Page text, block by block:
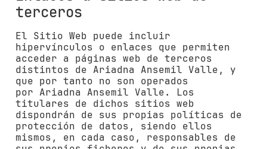
terceros
El Sitio Web puede incluir
hipervínculos o enlaces que permiten
acceder a páginas web de terceros
distintos de Ariadna Ansemil Valle , y
que por tanto no son operados
por Ariadna Ansemil Valle. Los
titulares de dichos sitios web
dispondrán de sus propias políticas de
protección de datos, siendo ellos
mismos, en cada caso, responsables de